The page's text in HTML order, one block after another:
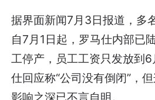
据界面新闻7月3日报道，多
自7月1日起，罗马仕内部已
工停产，员工工资只发放到
仕回应称“公司没有倒闭”，
影响之深已不言自明。